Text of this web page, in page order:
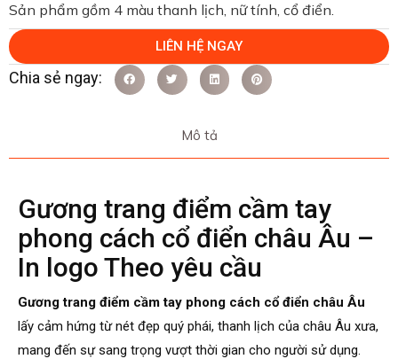
Sản phẩm gồm 4 màu thanh lịch, nữ tính, cổ điển.
LIÊN HỆ NGAY
Mô tả
Gương trang điểm cầm tay
phong cách cổ điển châu Âu –
In logo Theo yêu cầu
Gương trang điểm cầm tay phong cách cổ điển châu Âu
lấy cảm hứng từ nét đẹp quý phái, thanh lịch của châu Âu xưa,
mang đến sự sang trọng vượt thời gian cho người sử dụng.